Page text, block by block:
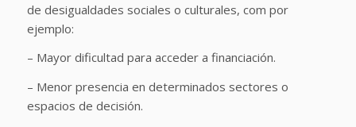
de desigualdades sociales o culturales, com por
ejemplo:
– Mayor dificultad para acceder a financiación.
– Menor presencia en determinados sectores o
espacios de decisión.